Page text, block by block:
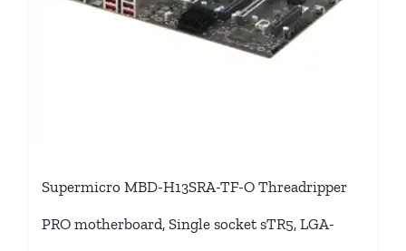
Supermicro MBD-H13SRA-TF-O Threadripper
PRO motherboard, Single socket sTR5, LGA-